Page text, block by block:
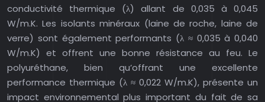
conductivité thermique (λ) allant de 0,035 à 0,045
W/m.K. Les isolants minéraux (laine de roche, laine de
verre) sont également performants (λ ≈ 0,035 à 0,040
W/m.K) et offrent une bonne résistance au feu. Le
polyuréthane, bien qu’offrant une excellente
performance thermique (λ ≈ 0,022 W/m.K), présente un
impact environnemental plus important du fait de sa